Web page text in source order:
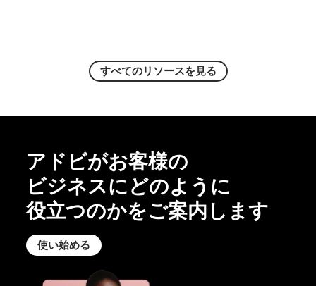
すべてのリソースを見る
アドビがお客様の
ビジネスにどのように
役立つのかをご案内します
使い始める